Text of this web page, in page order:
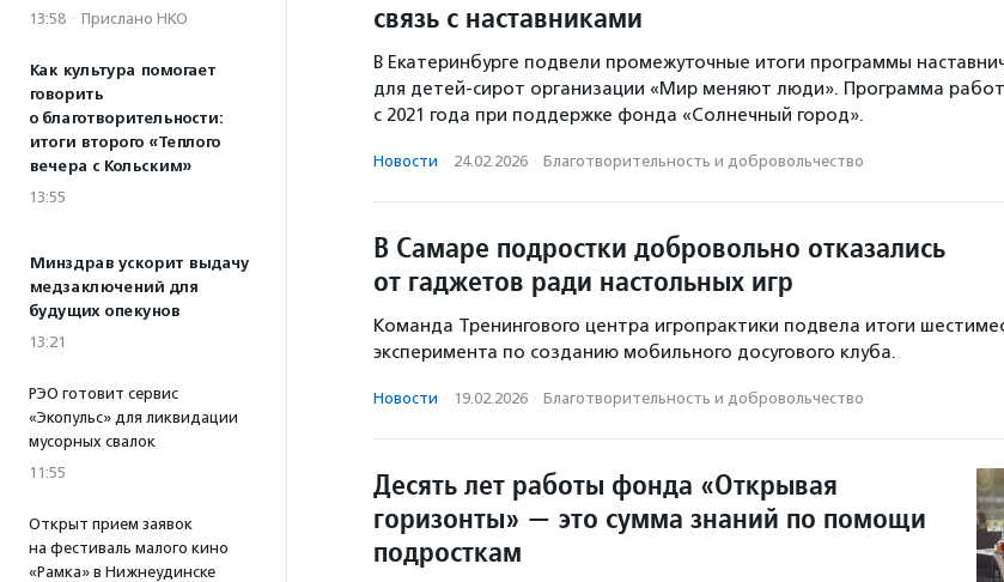
13:58 · Прислано НКО
Как культура помогает
говорить
о благотворительности:
итоги второго «Теплого
вечера с Кольским»
13:55
Минздрав ускорит выдачу
медзаключений для
будущих опекунов
13:21
РЭО готовит сервис
«Экопульс» для ликвидации
мусорных свалок
11:55
Открыт прием заявок
на фестиваль малого кино
«Рамка» в Нижнеудинске
связь с наставниками
В Екатеринбурге подвели промежуточные итоги программы
для детей-сирот организации «Мир меняют люди». Программа
с 2021 года при поддержке фонда «Солнечный город».
Новости · 24.02.2026 · Благотвори­тель­ность и доброволь­чест­во
В Самаре подростки добровольно отказались
от гаджетов ради настольных игр
Команда Тренингового центра игропрактики подвела итоги
эксперимента по созданию мобильного досугового клуба.
Новости · 19.02.2026 · Благотвори­тель­ность и доброволь­чест­во
Десять лет работы фонда «Открывая
горизонты» — это сумма знаний по помощи
подросткам